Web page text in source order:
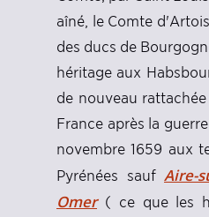
aîné, le Comte
des ducs de
héritage aux
de nouveau
France après la
novembre 1659 aux
Pyrénées sauf Aire-
Omer( ce que les